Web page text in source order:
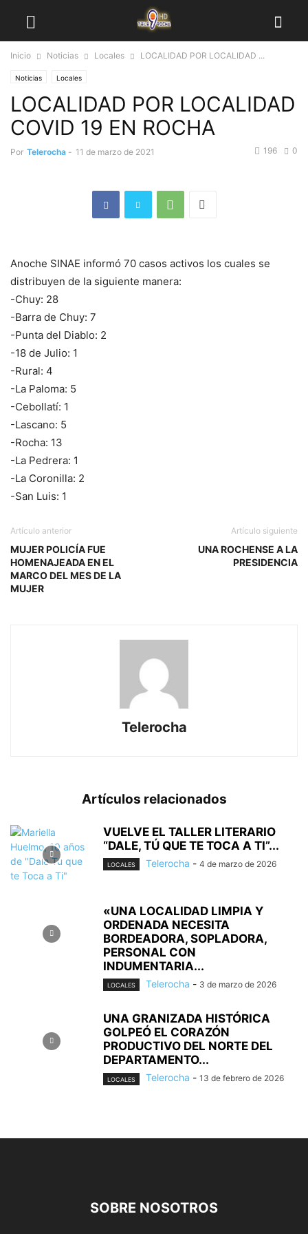
Inicio Noticias Locales LOCALIDAD POR LOCALIDAD ...
Noticias Locales
LOCALIDAD POR LOCALIDAD
COVID 19 EN ROCHA
Por Telerocha - 11 de marzo de 2021 0
196
Anoche SINAE informó 70 casos activos los cuales se
distribuyen de la siguiente manera:
-Chuy: 28
-Barra de Chuy: 7
-Punta del Diablo: 2
-18 de Julio: 1
-Rural: 4
-La Paloma: 5
-Cebollatí: 1
-Lascano: 5
-Rocha: 13
-La Pedrera: 1
-La Coronilla: 2
-San Luis: 1
Artículo anterior
MUJER POLICÍA FUE
HOMENAJEADA EN EL
MARCO DEL MES DE LA
MUJER
Artículo siguiente
UNA ROCHENSE A LA
PRESIDENCIA
Telerocha
Artículos relacionados
VUELVE EL TALLER LITERARIO
“DALE, TÚ QUE TE TOCA A TI”...
LOCALES Telerocha - 4 de marzo de 2026
«UNA LOCALIDAD LIMPIA Y
ORDENADA NECESITA
BORDEADORA, SOPLADORA,
PERSONAL CON
INDUMENTARIA...
LOCALES Telerocha - 3 de marzo de 2026
UNA GRANIZADA HISTÓRICA
GOLPEÓ EL CORAZÓN
PRODUCTIVO DEL NORTE DEL
DEPARTAMENTO...
LOCALES Telerocha - 13 de febrero de 2026
SOBRE NOSOTROS